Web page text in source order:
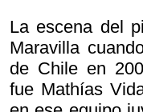
La escena del
Maravilla
de Chile en
fue Mathías